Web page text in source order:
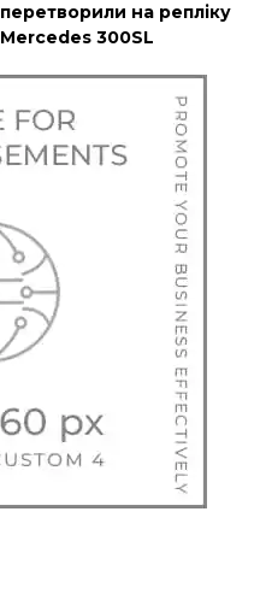
перетворили на репліку
Mercedes 300SL